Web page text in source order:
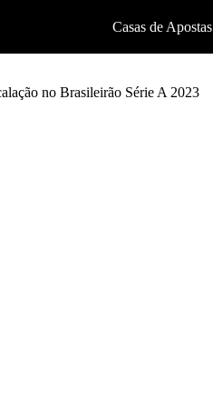
Casas de Apostas
no Brasileirão Série A 2023